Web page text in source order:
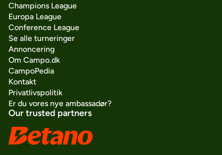
Champions League
Europa League
Conference League
Se alle turneringer
Annoncering
Om Campo.dk
CampoPedia
Kontakt
Privatlivspolitik
Er du vores nye ambassadør?
Our trusted partners